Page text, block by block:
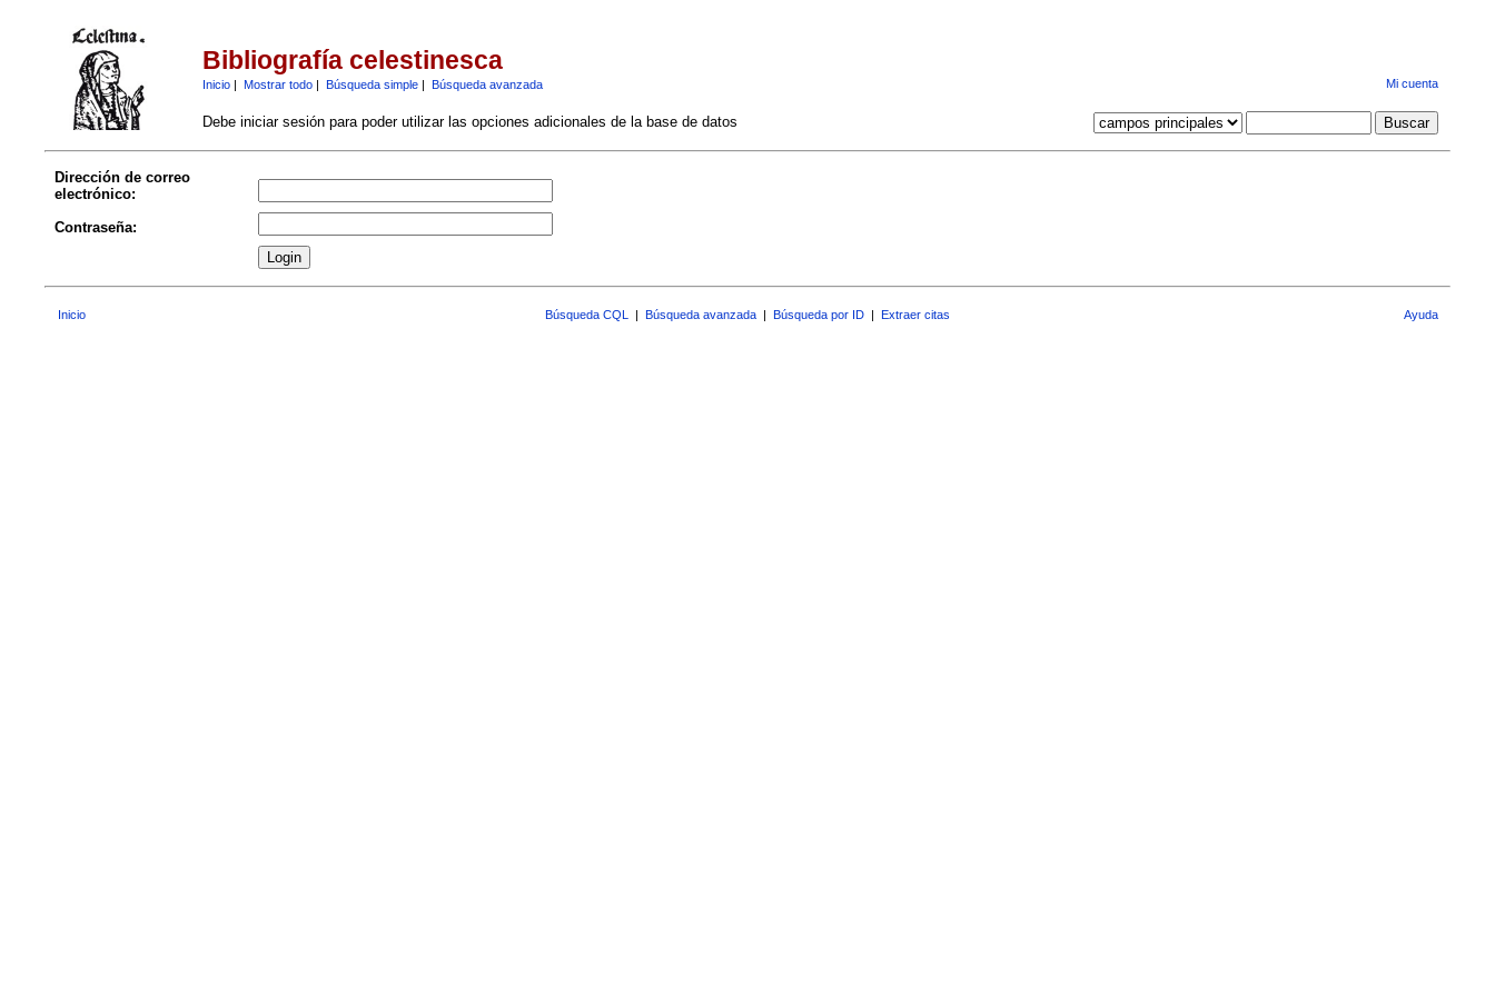
Bibliografía celestinesca
Inicio| Mostrar todo| Búsqueda simple| Búsqueda avanzada Mi cuenta
Debe iniciar sesión para poder utilizar las opciones adicionales de la base de datos
Dirección de correo
electrónico:
Contraseña:
Inicio Búsqueda CQL | Búsqueda avanzada | Búsqueda por ID | Extraer citas Ayuda